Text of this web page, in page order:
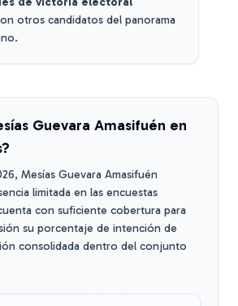
otros candidatos del panorama
Guevara Amasifuén en
, Mesías Guevara Amasifuén
limitada en las encuestas
con suficiente cobertura para
su porcentaje de intención de
consolidada dentro del conjunto